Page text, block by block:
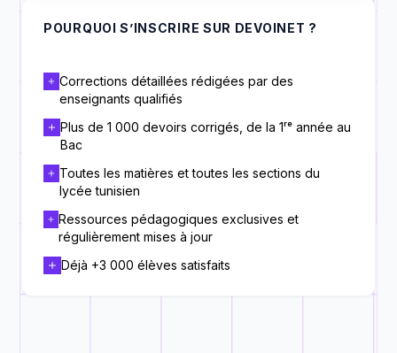
POURQUOI S’INSCRIRE SUR DEVOINET ?
Corrections détaillées rédigées par des
enseignants qualifiés
Plus de 1 000 devoirs corrigés, de la 1ʳᵉ année au
Bac
Toutes les matières et toutes les sections du
lycée tunisien
Ressources pédagogiques exclusives et
régulièrement mises à jour
Déjà +3 000 élèves satisfaits